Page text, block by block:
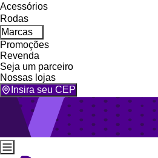
Acessórios
Rodas
Marcas
Promoções
Revenda
Seja um parceiro
Nossas lojas
Insira seu CEP